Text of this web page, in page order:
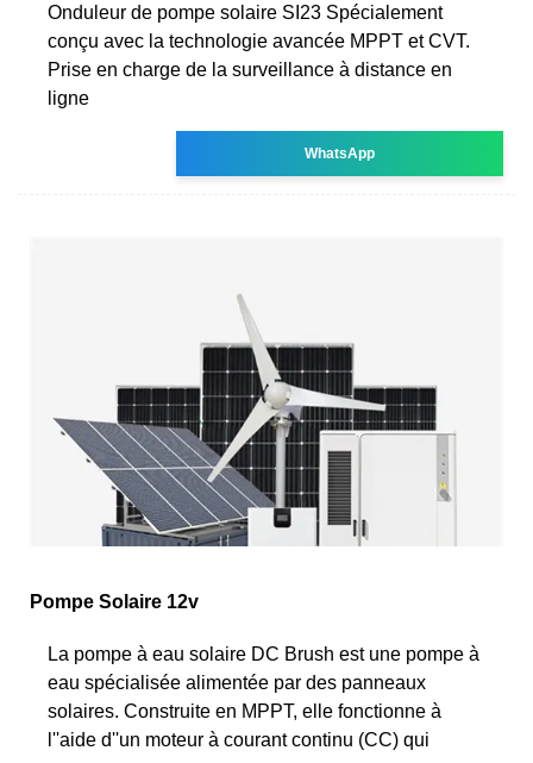
Onduleur de pompe solaire SI23 Spécialement
conçu avec la technologie avancée MPPT et CVT.
Prise en charge de la surveillance à distance en
ligne
WhatsApp
Pompe Solaire 12v
La pompe à eau solaire DC Brush est une pompe à
eau spécialisée alimentée par des panneaux
solaires. Construite en MPPT, elle fonctionne à
l''aide d''un moteur à courant continu (CC) qui